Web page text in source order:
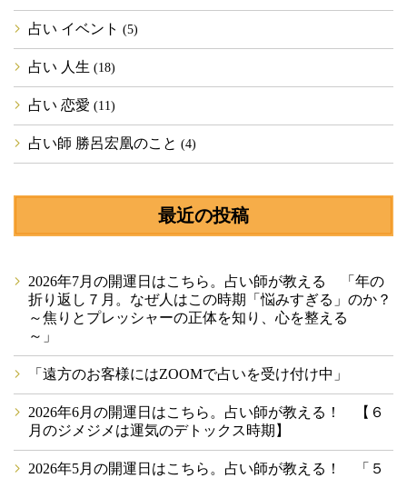
占い イベント (5)
占い 人生 (18)
占い 恋愛 (11)
占い師 勝呂宏凰のこと (4)
最近の投稿
2026年7月の開運日はこちら。占い師が教える 「年の
折り返し７月。なぜ人はこの時期「悩みすぎる」のか？
～焦りとプレッシャーの正体を知り、心を整える
～」
「遠方のお客様にはZOOMで占いを受け付け中」
2026年6月の開運日はこちら。占い師が教える！ 【６
月のジメジメは運気のデトックス時期】
2026年5月の開運日はこちら。占い師が教える！ 「５